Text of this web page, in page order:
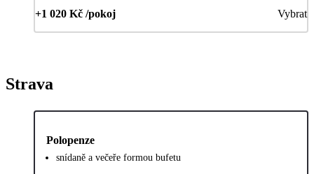
+1 020 Kč /pokoj Vybrat
Strava
Polopenze
snídaně a večeře formou bufetu